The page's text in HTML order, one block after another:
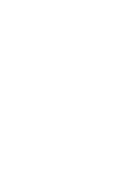
こちら
こちら